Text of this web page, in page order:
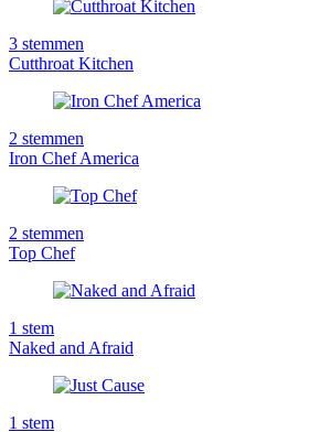
3 stemmen
Cutthroat Kitchen
2 stemmen
Iron Chef America
2 stemmen
Top Chef
1 stem
Naked and Afraid
1 stem